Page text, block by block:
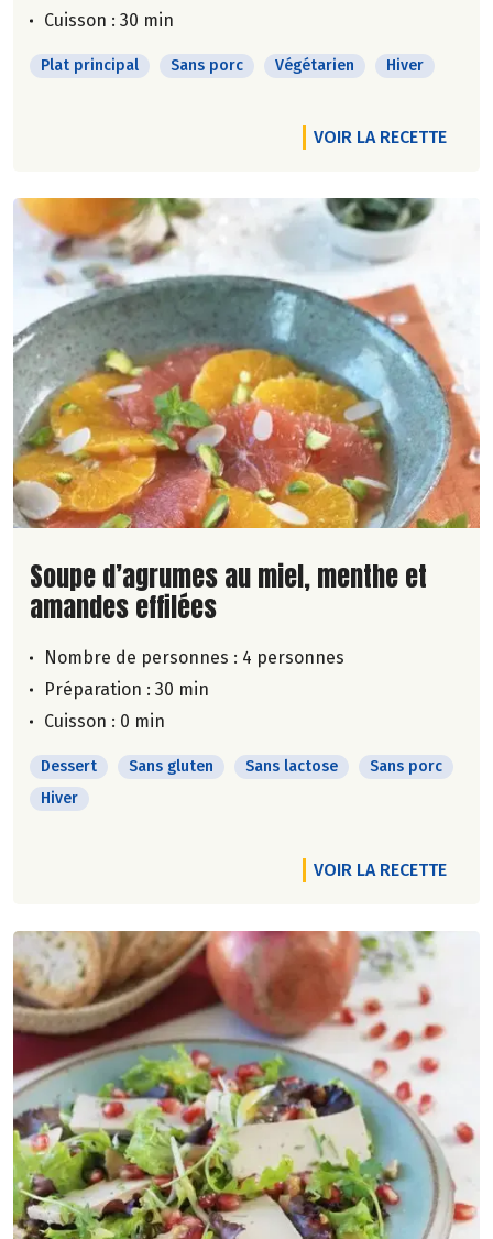
Cuisson : 30 min
Plat principal Sans porc Végétarien Hiver
VOIR LA RECETTE
Lire la suite de la recette
Soupe d’agrumes au miel, menthe et
amandes effilées
Nombre de personnes : 4 personnes
Préparation : 30 min
Cuisson : 0 min
Dessert Sans gluten Sans lactose
Sans porc
Hiver
VOIR LA RECETTE